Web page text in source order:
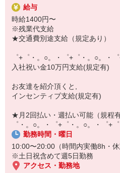
▼美容系
眉毛サロンのアイブロウ・ネイ
▼営業・販売
法人営業・アパレル販売・個別
▼人気案件も多数♪
短期・期間限定・オープニング
上場/優良/大手企業など
【スマホ面接実施中】
￣￣￣￣￣￣￣￣￣
自宅に居ながらスマホでカンタン
オンライン面談なのでスピード対
即日登録もOK♪
気になった方はお気軽にご相談く
docomo(ドコモ)/au(エーユー)・
の大手キャリアから
ワイモバイル(Y!mobille)、楽天モ
広く紹介可能♪
給与
時給1400円〜
※残業代支給
★交通費別途支給（規定あり）
゜+゜・。○。・゜+゜・。○。・
入社祝い金10万円支給(規定有)
お友達を紹介頂くと,
インセンティブ支給(規定有)
★月2回払い・週払い可能（規程
゜・。○。・゜+゜・。○。・゜+゜
勤務時間・曜日
10:00〜20:00（時間内実働8h・休
※土日祝含めて週5日勤務
アクセス・勤務地